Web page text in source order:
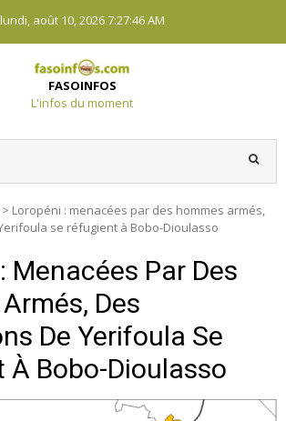
lundi, août 10, 20267:27:47 AM
FASOINFOS
L'infos du moment
> Loropéni : menacées par des hommes armés,
se réfugient à Bobo-Dioulasso
Menacées Par Des
Des
De Yerifoula Se
À Bobo-Dioulasso